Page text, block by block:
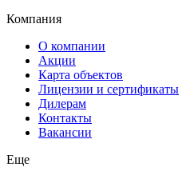
Компания
О компании
Акции
Карта объектов
Лицензии и сертификаты
Дилерам
Контакты
Вакансии
Еще